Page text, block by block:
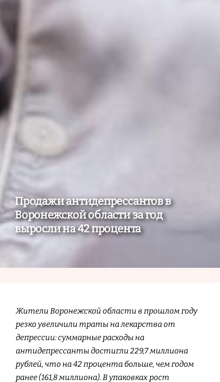
Продажи антидепрессантов в
Воронежской области за год
выросли на 42 процента
Жители Воронежской области в прошлом году
резко увеличили траты на лекарства от
депрессии: суммарные расходы на
антидепрессанты достигли 229,7 миллиона
рублей, что на 42 процента больше, чем годом
ранее (161,8 миллиона). В упаковках рост